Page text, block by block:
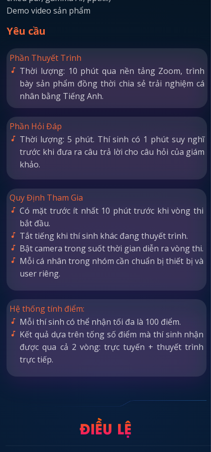
Demo video sản phẩm
Yêu cầu
Thời lượng: 10 phút qua nền tảng Zoom, trình
bày sản phẩm đồng thời chia sẻ trải nghiệm cá
nhân bằng Tiếng Anh.
Phần Thuyết Trình
Thời lượng: 5 phút. Thí sinh có 1 phút suy nghĩ
trước khi đưa ra câu trả lời cho câu hỏi của giám
khảo.
Phần Hỏi Đáp
Có mặt trước ít nhất 10 phút trước khi vòng thi
bắt đầu.
Tắt tiếng khi thí sinh khác đang thuyết trình.
Bật camera trong suốt thời gian diễn ra vòng thi.
Mỗi cá nhân trong nhóm cần chuẩn bị thiết bị và
user riêng.
Quy Định Tham Gia
Mỗi thí sinh có thể nhận tối đa là 100 điểm.
Kết quả dựa trên tống số điểm mà thí sinh nhận
được qua cả 2 vòng: trực tuyến + thuyết trình
trực tiếp.
Hệ thống tính điểm:
ĐIỀU LỆ